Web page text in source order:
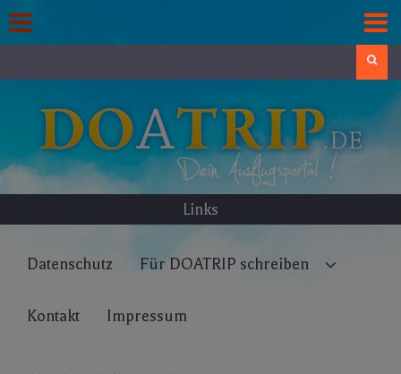
to
content
Links
Datenschutz Für DOATRIP schreiben
Kontakt Impressum